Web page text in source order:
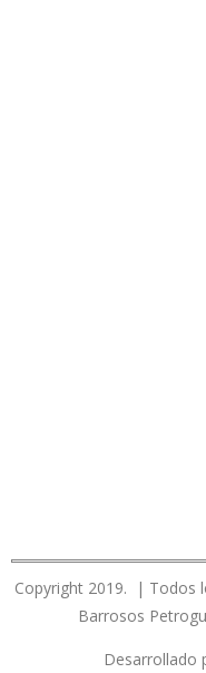
Copyright 2019. | Todos
Barrosos
Desarrollado